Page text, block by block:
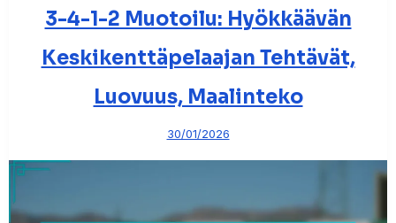
3-4-1-2 Muotoilu: Hyökkäävän
Keskikenttäpelaajan Tehtävät,
Luovuus, Maalinteko
30/01/2026